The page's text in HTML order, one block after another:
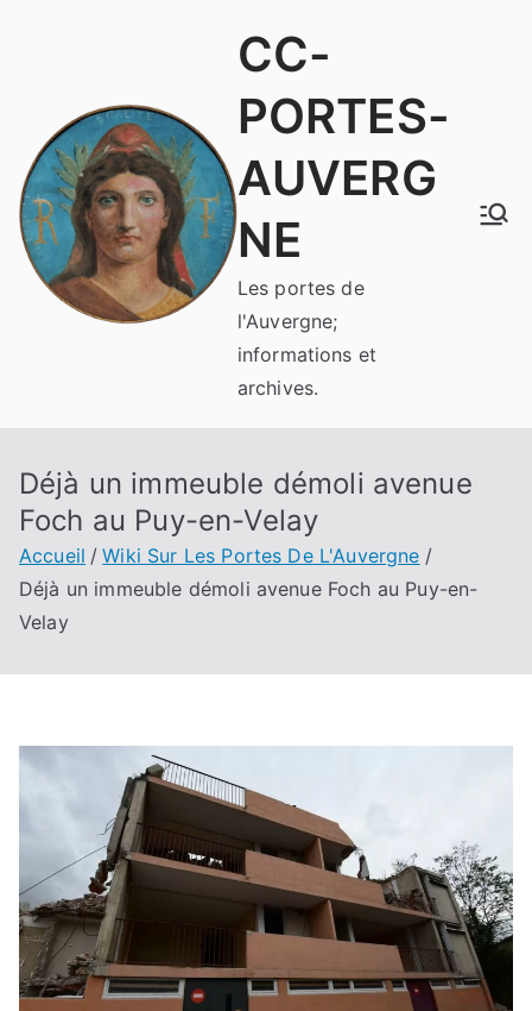
CC-
PORTES-
AUVERG
NE
Les portes de
l'Auvergne;
informations et
archives.
Déjà un immeuble démoli avenue
Foch au Puy-en-Velay
Accueil
Wiki Sur Les Portes De L'Auvergne
Déjà un immeuble démoli avenue Foch au Puy-en-
Velay